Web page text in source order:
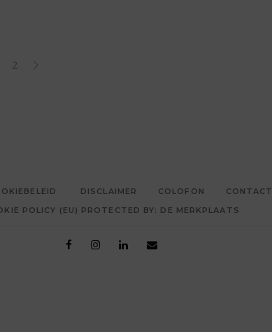
2
DISCLAIMER COLOFON CONTACT
POLICY (EU) PROTECTED BY: DE MERKPLAATS